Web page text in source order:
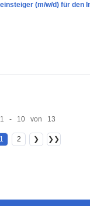
(m/w/d) für den
1 - 10 von 13
1 2 ❯ ❯❯